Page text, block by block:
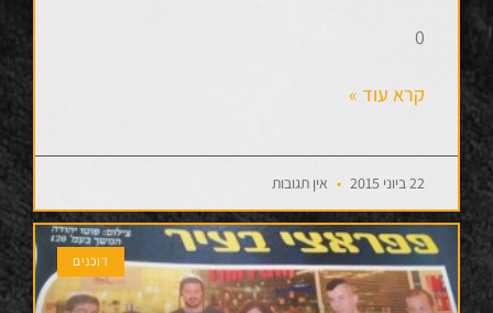
0
קרא עוד »
22 ביוני 2015 אין תגובות
דוכנים